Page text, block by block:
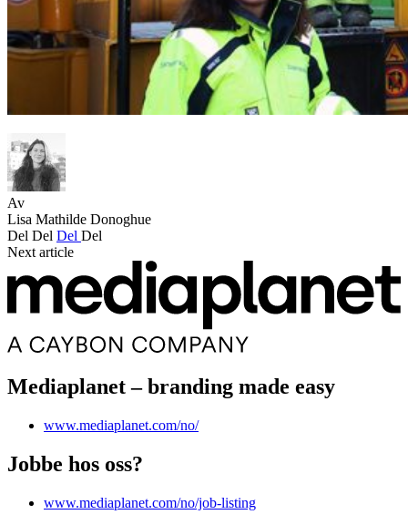
Av
Lisa Mathilde Donoghue
Del Del Del Del
Next article
Mediaplanet – branding made easy
www.mediaplanet.com/no/
Jobbe hos oss?
www.mediaplanet.com/no/job-listing